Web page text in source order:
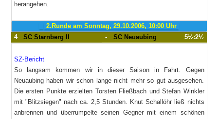
herangehen.
2.Runde am Sonntag, 29.10.2006, 10:00 Uhr
4
SC Starnberg II - SC Neuaubing 5½:2½
SZ-Bericht
So langsam kommen wir in dieser Saison in Fahrt. Gegen
Neuaubing haben wir schon lange nicht mehr so gut ausgesehen.
Die ersten Punkte erzielten Torsten Fließbach und Stefan Winkler
mit "Blitzsiegen" nach ca. 2,5 Stunden. Knut Schallöhr ließ nichts
anbrennen und überrumpelte seinen Gegner mit einem schönen